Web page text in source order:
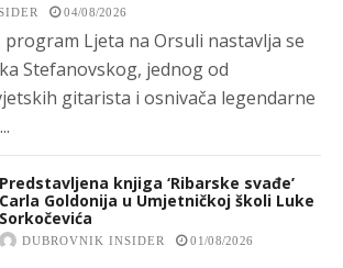
04/08/2026
program Ljeta na Orsuli nastavlja se
Stefanovskog, jednog od
gitarista i osnivača legendarne
Predstavljena knjiga ‘Ribarske svađe’
Carla Goldonija u Umjetničkoj školi Luke
Sorkočevića
DUBROVNIK INSIDER 01/08/2026